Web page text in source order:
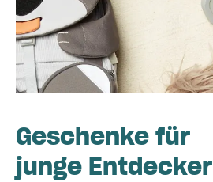
Geschenke für
junge Entdecker